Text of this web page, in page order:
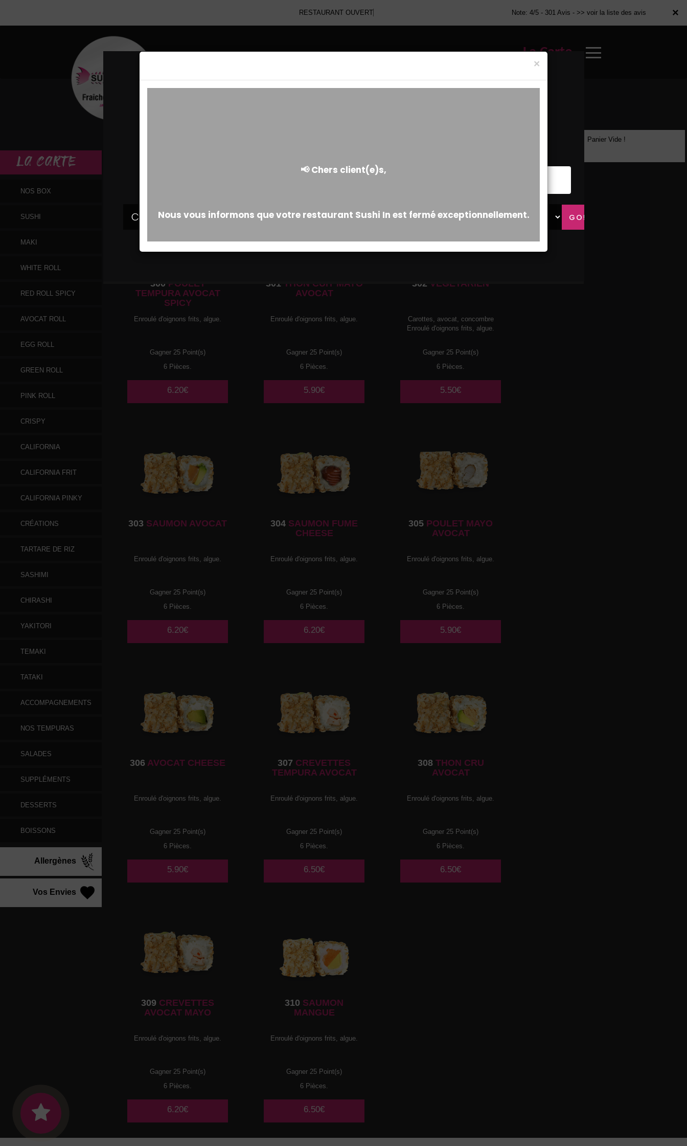
×
RESTAURANT O Note: 4/5 - 301 Avis - >> voir la liste des avis
La Carte
×
LA CARTE
NOS BOX
SUSHI
MAKI
WHITE ROLL
RED ROLL SPICY
AVOCAT ROLL
EGG ROLL
GREEN ROLL
PINK ROLL
CRISPY
CALIFORNIA
CALIFORNIA FRIT
CALIFORNIA PINKY
CRÉATIONS
TARTARE DE RIZ
SASHIMI
CHIRASHI
YAKITORI
TEMAKI
TATAKI
ACCOMPAGNEMENTS
NOS TEMPURAS
SALADES
SUPPLÉMENTS
DESSERTS
BOISSONS
Allergènes
Vos Envies
Enroulé d'oignons frits
300 POULET
TEMPURA AVOCAT
SPICY
Enroulé d'oignons frits, algue.
Gagner 25 Point(s)
6 Pièces.
6.20€
301THON CUIT MAYO
AVOCAT
Enroulé d'oignons frits, algue.
Gagner 25 Point(s)
6 Pièces.
5.90€
302 VEGETARIEN
Carottes, avocat, concombre
Enroulé d'oignons frits, algue.
Gagner 25 Point(s)
6 Pièces.
5.50€
303 SAUMON AVOCAT
Enroulé d'oignons frits, algue.
Gagner 25 Point(s)
6 Pièces.
6.20€
304 SAUMON FUME
CHEESE
Enroulé d'oignons frits, algue.
Gagner 25 Point(s)
6 Pièces.
6.20€
305 POULET MAYO
AVOCAT
Enroulé d'oignons frits, algue.
Gagner 25 Point(s)
6 Pièces.
5.90€
306 AVOCAT CHEESE
Enroulé d'oignons frits, algue.
Gagner 25 Point(s)
6 Pièces.
5.90€
307 CREVETTES
TEMPURA AVOCAT
Enroulé d'oignons frits, algue.
Gagner 25 Point(s)
6 Pièces.
6.50€
308THON CRU
AVOCAT
Enroulé d'oignons frits, algue.
Gagner 25 Point(s)
6 Pièces.
6.50€
309 CREVETTES
AVOCAT MAYO
Enroulé d'oignons frits, algue.
Gagner 25 Point(s)
6 Pièces.
6.20€
310 SAUMON
MANGUE
Enroulé d'oignons frits, algue.
Gagner 25 Point(s)
6 Pièces.
6.50€
Panier Vide !
×